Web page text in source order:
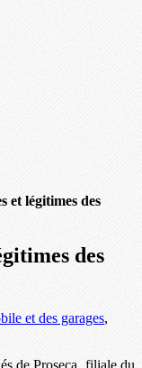
et légitimes des
des
et des garages,
de Proseca, filiale du